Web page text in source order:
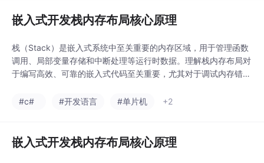
嵌入式开发栈内存布局核心原理
栈（Stack）是嵌入式系统中至关重要的内存区域，用于管理函数
调用、局部变量存储和中断处理等运行时数据。理解栈内存布局对
于编写高效、可靠的嵌入式代码至关重要，尤其对于调试内存错
码：避免栈溢出和内存破坏高效调试：快速定位内存相关问题优化
#c# #开发语言 #单片机 +2
嵌入式开发栈内存布局核心原理